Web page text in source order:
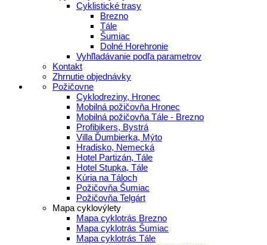
Cyklistické trasy
Brezno
Tále
Šumiac
Dolné Horehronie
Vyhľladávanie podľa parametrov
Kontakt
Zhrnutie objednávky
Požičovne
Cyklodreziny, Hronec
Mobilná požičovňa Hronec
Mobilná požičovňa Tále - Brezno
Profibikers, Bystrá
Villa Ďumbierka, Mýto
Hradisko, Nemecká
Hotel Partizán, Tále
Hotel Stupka, Tále
Kúria na Táloch
Požičovňa Šumiac
Požičovňa Telgárt
Mapa cyklovýlety
Mapa cyklotrás Brezno
Mapa cyklotrás Šumiac
Mapa cyklotrás Tále